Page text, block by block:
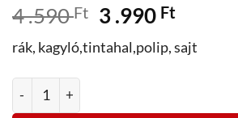
4 .590Ft Original
price
was:
3 .990 FtCurrent
price
is:
rák, kagyló,tintahal,polip, sajt
Tengergyümölcsei rizottó mennyiség